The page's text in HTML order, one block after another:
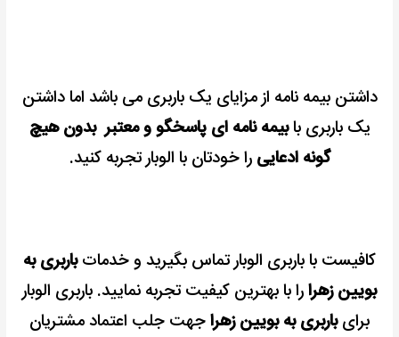
داشتن بیمه نامه از مزایای یک باربری می باشد اما داشتن
یک باربری بابیمه نامه ای پاسخگو و معتبر بدون هیچ
گونه ادعایی را خودتان با الوبار تجربه کنید.
کافیست با باربری الوبار تماس بگیرید و خدماتباربری به
بویین زهرارا با بهترین کیفیت تجربه نمایید. باربری الوبار
برایباربری به بویین زهراجهت جلب اعتماد مشتریان